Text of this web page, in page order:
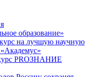
образование»
на лучшую научную
PROЗНАНИЕ